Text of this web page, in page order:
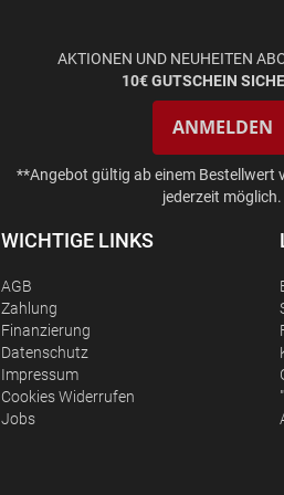
AKTIONEN UND NEUHEITEN
10€ GUTSCHEIN
ANMELDEN
**Angebot gültig ab einem Bestellwert
jederzeit möglich.
WICHTIGE LINKS
AGB
Zahlung
Finanzierung
Datenschutz
Impressum
Сookies Widerrufen
Jobs